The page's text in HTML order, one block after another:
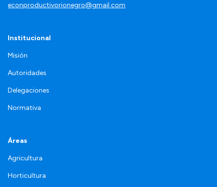
econproductivorionegro@gmail.com
Institucional
Misión
Autoridades
Delegaciones
Normativa
Áreas
Agricultura
Horticultura